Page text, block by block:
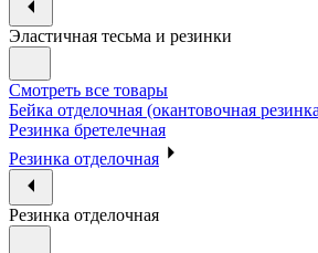
Эластичная тесьма и резинки
Смотреть все товары
Бейка отделочная (окантовочная
Резинка бретелечная
Резинка отделочная
Резинка отделочная